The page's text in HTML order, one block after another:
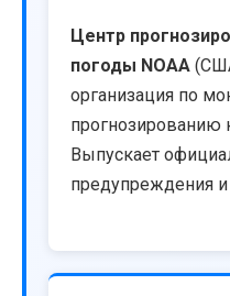
Центр
погоды NOAA
организация по
прогнозированию
Выпускает
предупреждения